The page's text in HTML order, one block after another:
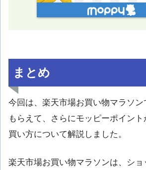
まとめ
今回は、楽天市場お買い物マラソン
もらえて、さらにモッピーポイン
買い方について解説しました。
楽天市場お買い物マラソンは、シ